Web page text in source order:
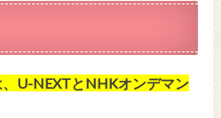
、U-NEXTとNHKオンデマン